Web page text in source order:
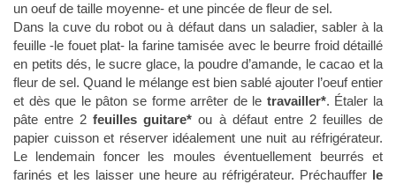
un oeuf de taille moyenne- et une pincée de fleur de sel.
Dans la cuve du robot ou à défaut dans un saladier, sabler à la
feuille -le fouet plat- la farine tamisée avec le beurre froid détaillé
en petits dés, le sucre glace, la poudre d’amande, le cacao et la
fleur de sel. Quand le mélange est bien sablé ajouter l’oeuf entier
et dès que le pâton se forme arrêter de le travailler*. Étaler la
pâte entre 2 feuilles guitare* ou à défaut entre 2 feuilles de
papier cuisson et réserver idéalement une nuit au réfrigérateur.
Le lendemain foncer les moules éventuellement beurrés et
farinés et les laisser une heure au réfrigérateur. Préchauffer le